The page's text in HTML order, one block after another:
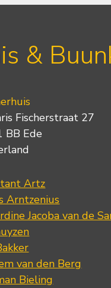
&
Fischerstraat 27
BB Ede
Artz
Arntzenius
Jacoba van de
van den Berg
Bieling